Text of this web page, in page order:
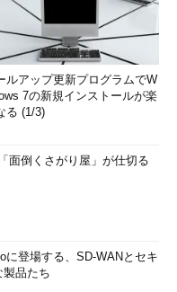
ルアップ更新プログラムでW
7の新規インストールが楽
る (1/3)
面倒くさがり屋」が仕切る
に登場する、SD-WANとセキ
製品たち